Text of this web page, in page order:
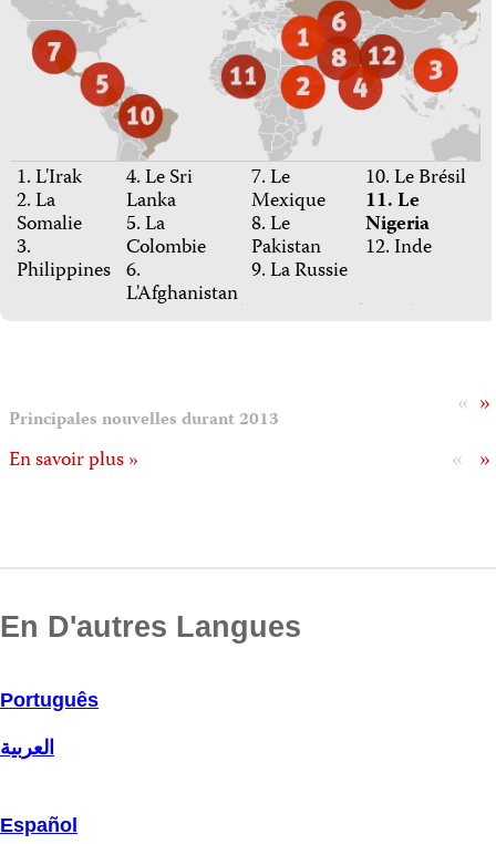
1. L'Irak
2. La
Somalie
3.
Philippines
4. Le Sri
Lanka
5. La
Colombie
6.
L'Afghanistan
7. Le
Mexique
8. Le
Pakistan
9. La Russie
10. Le Brésil
11. Le
Nigeria
12. Inde
»
«
Principales nouvelles durant 2013
»
«
En savoir plus »
En D'autres Langues
Português
العربية
Español